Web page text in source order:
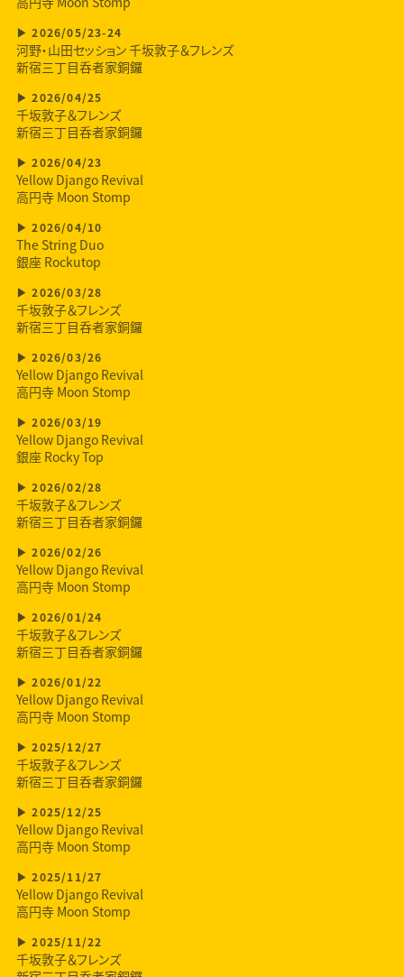
2026/05/23-24
河野・山田セッション 千坂敦子＆フレンズ
新宿三丁目呑者家銅鑼
2026/04/25
千坂敦子＆フレンズ
新宿三丁目呑者家銅鑼
2026/04/23
Yellow Django Revival
高円寺 Moon Stomp
2026/04/10
The String Duo
銀座 Rockutop
2026/03/28
千坂敦子＆フレンズ
新宿三丁目呑者家銅鑼
2026/03/26
Yellow Django Revival
高円寺 Moon Stomp
2026/03/19
Yellow Django Revival
銀座 Rocky Top
2026/02/28
千坂敦子＆フレンズ
新宿三丁目呑者家銅鑼
2026/02/26
Yellow Django Revival
高円寺 Moon Stomp
2026/01/24
千坂敦子＆フレンズ
新宿三丁目呑者家銅鑼
2026/01/22
Yellow Django Revival
高円寺 Moon Stomp
2025/12/27
千坂敦子＆フレンズ
新宿三丁目呑者家銅鑼
2025/12/25
Yellow Django Revival
高円寺 Moon Stomp
2025/11/27
Yellow Django Revival
高円寺 Moon Stomp
2025/11/22
千坂敦子＆フレンズ